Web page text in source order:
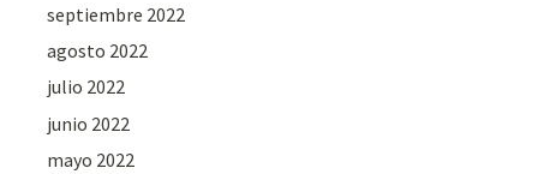
septiembre 2022
agosto 2022
julio 2022
junio 2022
mayo 2022